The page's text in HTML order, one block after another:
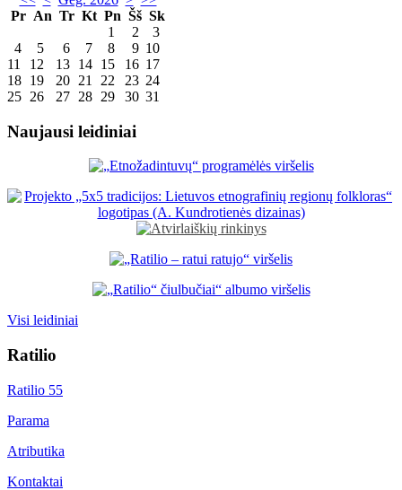
Pr An Tr Kt Pn Šš Sk
1
2
3
4
5 6 7 8 9 10
11
12 13 14 15 16 17
18 19 20 21 22 23 24
25 26 27 28 29 30 31
Naujausi leidiniai
Visi leidiniai
Ratilio
Ratilio 55
Parama
Atributika
Kontaktai